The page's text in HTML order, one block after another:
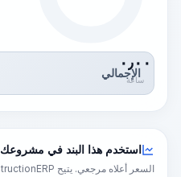
٠٫٠٠
ساعة
الإجمالي
استخدم هذا البند في مشروعك